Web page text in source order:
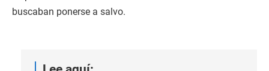
buscaban ponerse a salvo.